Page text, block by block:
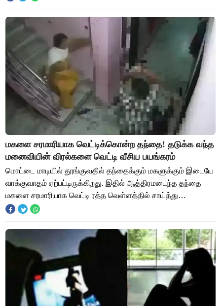
மகளை சரமாரியாக வெட்டிக்கொன்ற தந்தை! தடுக்க வந்த
மனைவியின் விரல்களை வெட்டி வீசிய பயங்கரம்
மொட்டை மாடியில் தூங்குவதில் தந்தைக்கும் மகளுக்கும் இடையே
வாக்குவாதம் ஏற்பட்டிருக்கிறது. இதில் ஆத்திரமடைந்த தந்தை
மகளை சரமாரியாக வெட்டி ரத்த வெள்ளத்தில் சாய்த்து
இருக்கிறார். மகன்கள் இதை தடுத்தும் அவர